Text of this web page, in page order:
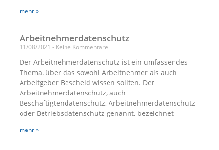
mehr »
Arbeitnehmerdatenschutz
11/08/2021 Keine Kommentare
Der Arbeitnehmerdatenschutz ist ein umfassendes
Thema, über das sowohl Arbeitnehmer als auch
Arbeitgeber Bescheid wissen sollten. Der
Arbeitnehmerdatenschutz, auch
Beschäftigtendatenschutz, Arbeitnehmerdatenschutz
oder Betriebsdatenschutz genannt, bezeichnet
mehr »